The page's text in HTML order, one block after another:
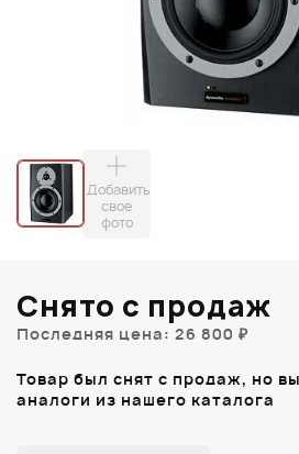
Добавить
свое
фото
Снято с продаж
Последняя цена: 26 800 ₽
Товар был снят с продаж, но
аналоги из нашего каталога